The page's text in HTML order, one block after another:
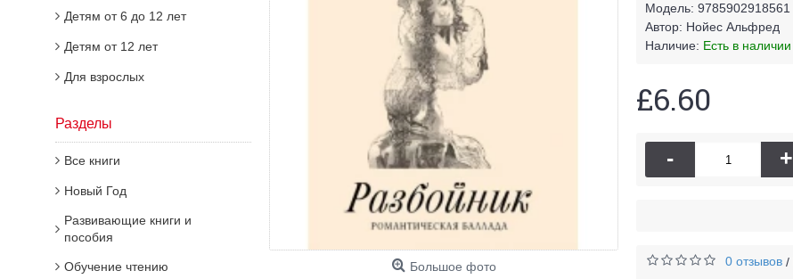
Детям от 6 до 12 лет
Детям от 12 лет
Для взрослых
Разделы
Все книги
Новый Год
Развивающие книги и
пособия
Обучение чтению Большое фото
Модель: 9785902918561
Автор: Нойес Альфред
Наличие: Есть в наличии
£6.60
- +
0 отзывов /